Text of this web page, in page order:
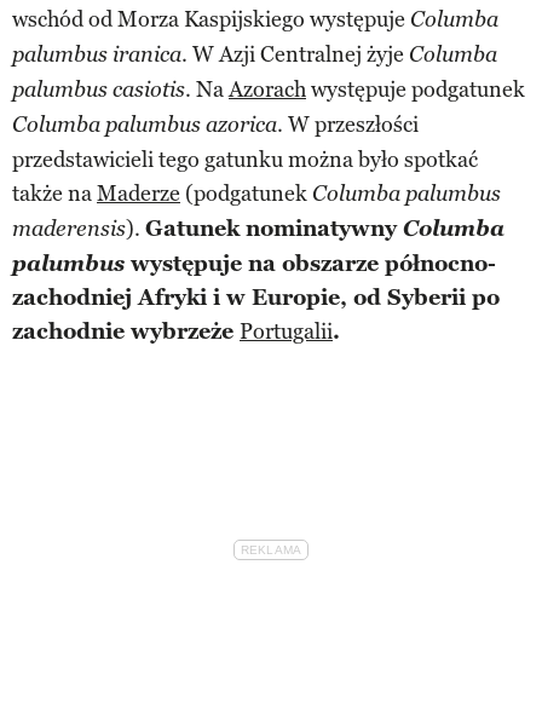
wschód od Morza Kaspijskiego występuje Columba
palumbus iranica. W Azji Centralnej żyje Columba
palumbus casiotis. NaAzorachwystępuje podgatunek
Columba palumbus azorica. W przeszłości
przedstawicieli tego gatunku można było spotkać
także naMaderze (podgatunek Columba palumbus
maderensis). Gatunek nominatywnyColumba
palumbus występuje na obszarze północno-
zachodniej Afryki i w Europie, od Syberii po
zachodnie wybrzeże Portugalii.